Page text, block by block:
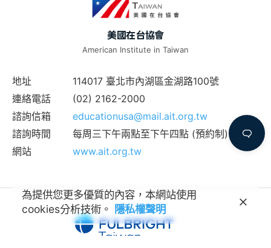
美國在台協會
American Institute in Taiwan
地址
114017 臺北市內湖區金湖路100號
連絡電話
(02) 2162-2000
諮詢信箱
educationusa@mail.ait.org.tw
諮詢時間
每周三下午兩點至下午四點 (預約制)
網站
www.ait.org.tw
為提供您更多優質的內容，本網站使用
cookies分析技術。
隱私權聲明